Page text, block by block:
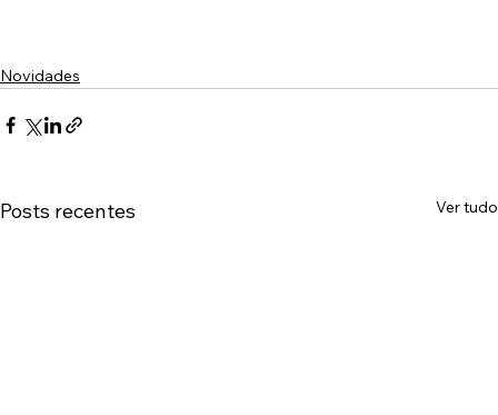
Novidades
Posts recentes Ver tudo